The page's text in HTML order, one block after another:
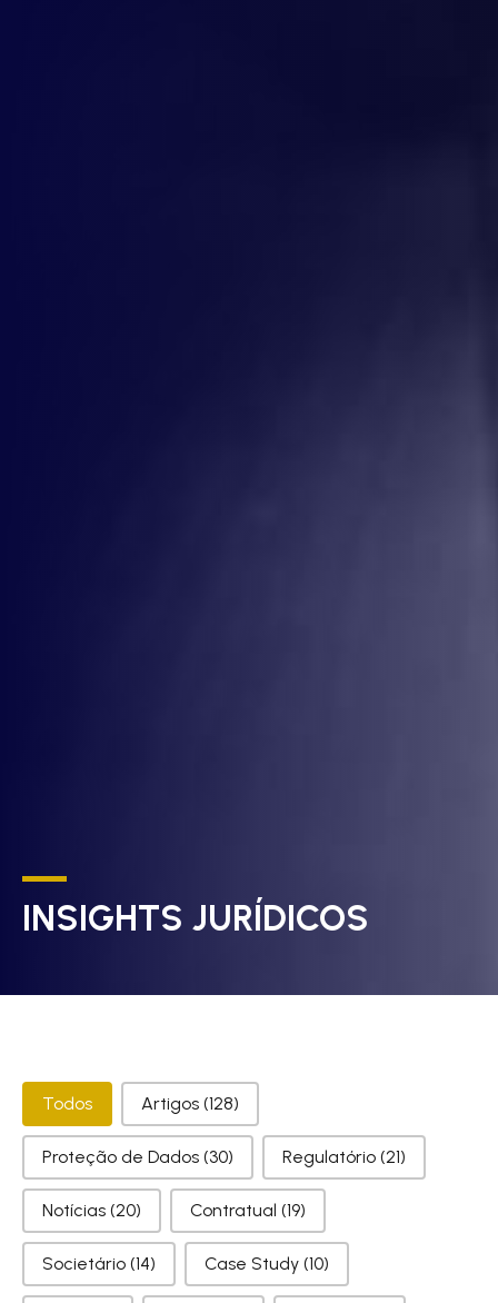
INSIGHTS JURÍDICOS
Categorias
Todos Artigos (128)
Proteção de Dados (30) Regulatório (21)
Notícias (20) Contratual (19)
Societário (14) Case Study (10)